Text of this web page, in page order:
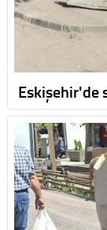
Eskişehir'de